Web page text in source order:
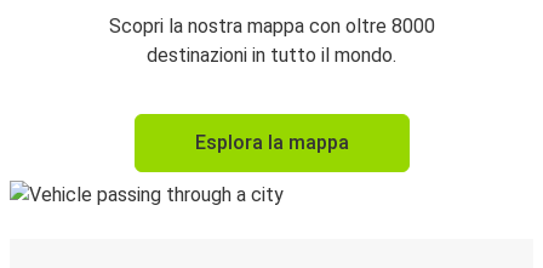
Scopri la nostra mappa con oltre 8000
destinazioni in tutto il mondo.
Esplora la mappa